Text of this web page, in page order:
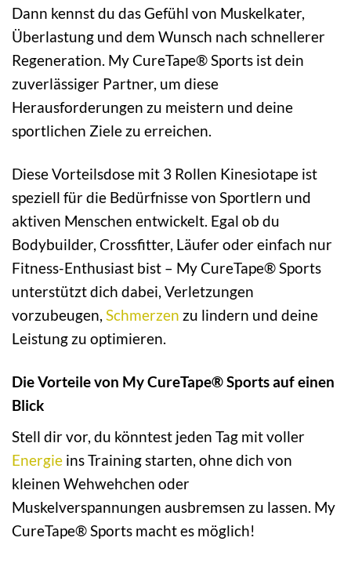
Dann kennst du das Gefühl von Muskelkater,
Überlastung und dem Wunsch nach schnellerer
Regeneration. My CureTape® Sports ist dein
zuverlässiger Partner, um diese
Herausforderungen zu meistern und deine
sportlichen Ziele zu erreichen.
Diese Vorteilsdose mit 3 Rollen Kinesiotape ist
speziell für die Bedürfnisse von Sportlern und
aktiven Menschen entwickelt. Egal ob du
Bodybuilder, Crossfitter, Läufer oder einfach nur
Fitness-Enthusiast bist – My CureTape® Sports
unterstützt dich dabei, Verletzungen
vorzubeugen, Schmerzen zu lindern und deine
Leistung zu optimieren.
Die Vorteile von My CureTape® Sports auf einen
Blick
Stell dir vor, du könntest jeden Tag mit voller
Energie ins Training starten, ohne dich von
kleinen Wehwehchen oder
Muskelverspannungen ausbremsen zu lassen. My
CureTape® Sports macht es möglich!